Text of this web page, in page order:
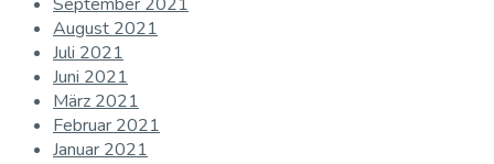
August 2021
Juli 2021
Juni 2021
März 2021
Februar 2021
Januar 2021